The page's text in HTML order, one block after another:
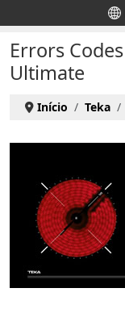
Escolha o seu idioma
Errors Codes
Ultimate
Início Teka